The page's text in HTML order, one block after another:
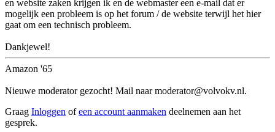
en website zaken krijgen ik en de webmaster een e-mail dat er
mogelijk een probleem is op het forum / de website terwijl het hier
gaat om een technisch probleem.
Dankjewel!
Amazon '65
Nieuwe moderator gezocht! Mail naar moderator@volvokv.nl.
Graag Inloggen ofeen account aanmaken deelnemen aan het
gesprek.